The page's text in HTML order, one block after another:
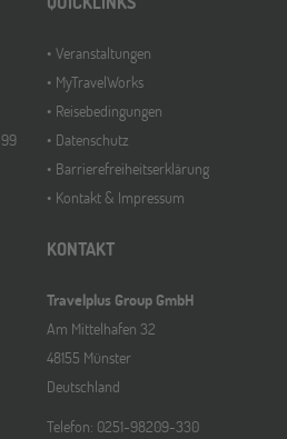
Veranstaltungen
MyTravelWorks
Reisebedingungen
Datenschutz
Barrierefreiheitserklärung
Kontakt & Impressum
KONTAKT
Travelplus Group GmbH
Am Mittelhafen 32
48155 Münster
Deutschland
Telefon: 0251-98209-330